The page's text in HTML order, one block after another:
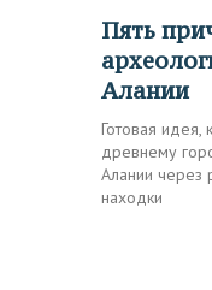
Пять причин посетить музей
Алании
Готовая идея,
древнему
Алании через
находки